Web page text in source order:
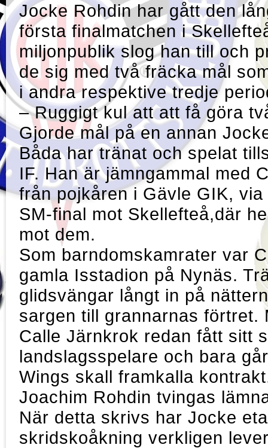
Jocke Rohdin har gått den
första finalmatchen i
miljonpublik slog
de sig med två fräcka mål
i andra respektive tredje
– Ruggigt kul att att få göra
Gjorde mål på en annan
Båda har tränat och spelat
IF. Han är jämngammal med
från pojkåren i Gävle GIK,
SM-final mot Skellefteå,där
mot dem.
Som barndomskamrater var
gamla Isstadion på Nynäs.
glidsvängar långt in på
sargen till grannarnas förtret.
Calle Järnkrok redan fått sitt
landslagsspelare och bara
Wings skall framkalla
Joachim Rohdin tvingas
När detta skrivs har Jocke
skridskoåkning verkligen